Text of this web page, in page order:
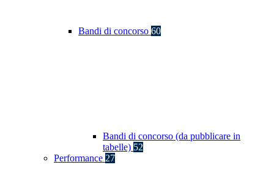
Bandi di concorso 60
Bandi di concorso (da pubblicare in
tabelle) 52
Performance 27